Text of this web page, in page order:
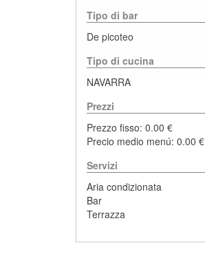
Tipo di bar
De picoteo
Tipo di cucina
NAVARRA
Prezzi
Prezzo fisso: 0.00 €
Precio medio menú: 0.00 €
Servizi
Aria condizionata
Bar
Terrazza